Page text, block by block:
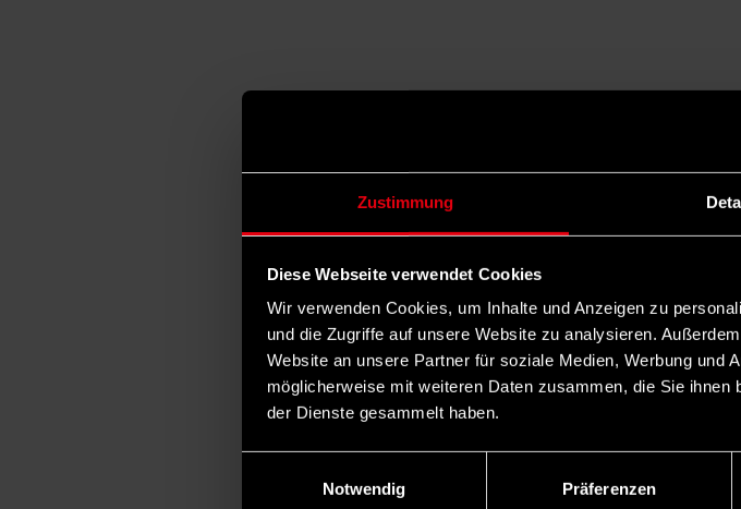
Zustimmung
Diese Webseite verwendet Cookies
Wir verwenden Cookies, um Inhalte und Anzeigen zu
und die Zugriffe auf unsere Website zu analysieren.
Website an unsere Partner für soziale Medien, Werbung und
möglicherweise mit weiteren Daten zusammen, die Sie
der Dienste gesammelt haben.
Notwendig
Präferenzen